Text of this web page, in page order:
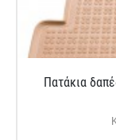
Πατάκια